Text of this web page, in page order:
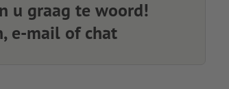
u graag te woord!
e-mail of chat